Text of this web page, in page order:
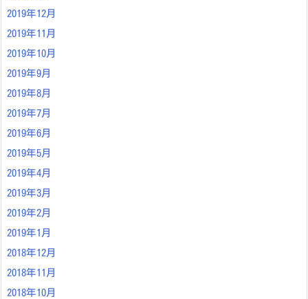
2019年12月
2019年11月
2019年10月
2019年9月
2019年8月
2019年7月
2019年6月
2019年5月
2019年4月
2019年3月
2019年2月
2019年1月
2018年12月
2018年11月
2018年10月